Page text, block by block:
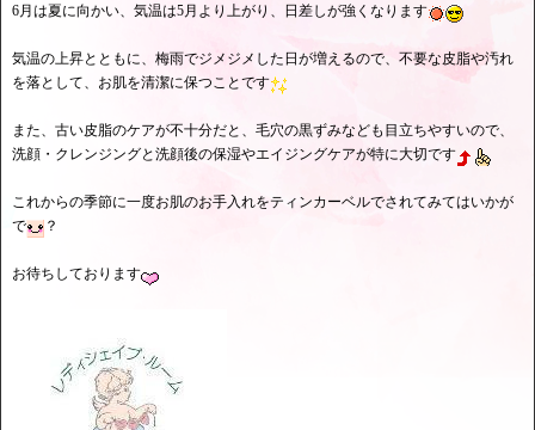
6月は夏に向かい、気温は5月より上がり、日差しが強くなります
気温の上昇とともに、梅雨でジメジメした日が増えるので、不要な皮脂や汚れ
を落として、お肌を清潔に保つことです
また、古い皮脂のケアが不十分だと、毛穴の黒ずみなども目立ちやすいので、
洗顔・クレンジングと洗顔後の保湿やエイジングケアが特に大切です
これからの季節に一度お肌のお手入れをティンカーベルでされてみてはいかが
で
？
お待ちしております